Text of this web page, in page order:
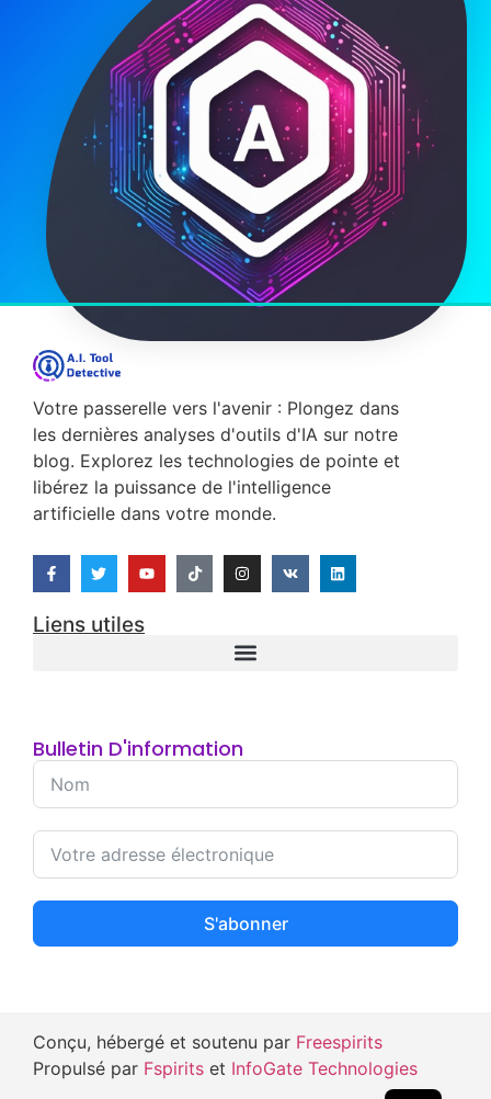
Votre passerelle vers l'avenir : Plongez dans
les dernières analyses d'outils d'IA sur notre
blog. Explorez les technologies de pointe et
libérez la puissance de l'intelligence
artificielle dans votre monde.
Liens utiles
Bulletin D'information
S'abonner
Conçu, hébergé et soutenu par Freespirits
Propulsé par Fspirits et InfoGate Technologies